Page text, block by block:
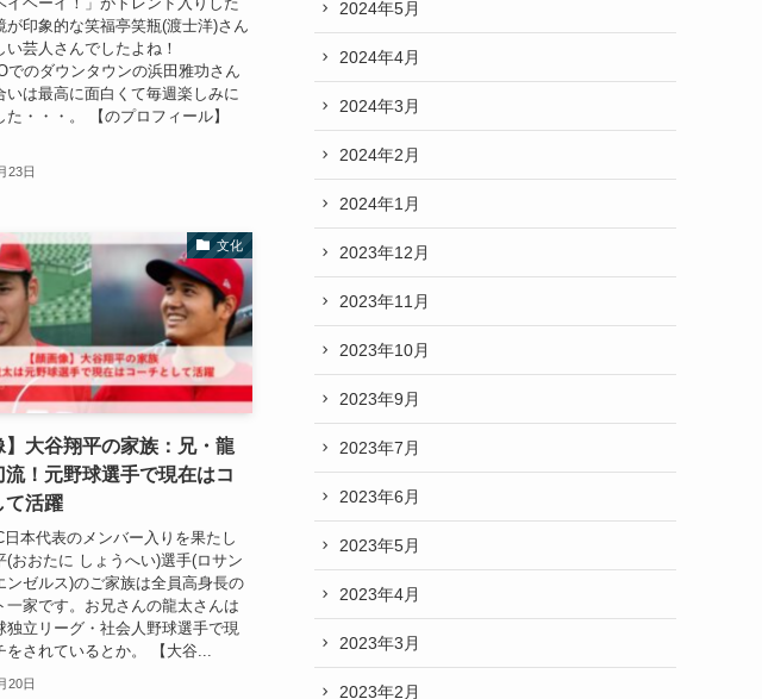
が印象的な笑福亭笑瓶(渡士洋)さん
い芸人さんでしたよね！
でのダウンタウンの浜田雅功さん
いは最高に面白くて毎週楽しみに
た・・・。 【のプロフィール】
23日
文化
】大谷翔平の家族：兄・龍
流！元野球選手で現在はコ
て活躍
日本代表のメンバー入りを果たし
(おおたに しょうへい)選手(ロサン
ンゼルス)のご家族は全員高身長の
一家です。お兄さんの龍太さんは
独立リーグ・社会人野球選手で現
をされているとか。 【大谷...
20日
2024年5月
2024年4月
2024年3月
2024年2月
2024年1月
2023年12月
2023年11月
2023年10月
2023年9月
2023年7月
2023年6月
2023年5月
2023年4月
2023年3月
2023年2月